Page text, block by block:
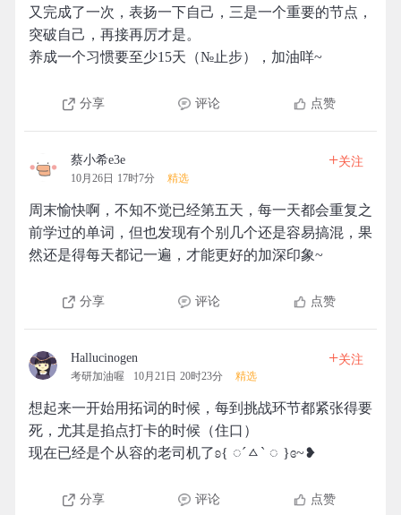
又完成了一次，表扬一下自己，三是一个重要的节点，
突破自己，再接再厉才是。
养成一个习惯要至少15天（№止步），加油咩~
分享 评论 点赞
蔡小希e3e
10月26日 17时7分 精选
+关注
周末愉快啊，不知不觉已经第五天，每一天都会重复之
前学过的单词，但也发现有个别几个还是容易搞混，果
然还是得每天都记一遍，才能更好的加深印象~
分享 评论 点赞
Hallucinogen
考研加油喔 10月21日 20时23分 精选
+关注
想起来一开始用拓词的时候，每到挑战环节都紧张得要
死，尤其是掐点打卡的时候（住口）
现在已经是个从容的老司机了ʚ{ ︎︎◌ˊㅿˋ ︎︎◌ }ɞ~❥
分享 评论 点赞